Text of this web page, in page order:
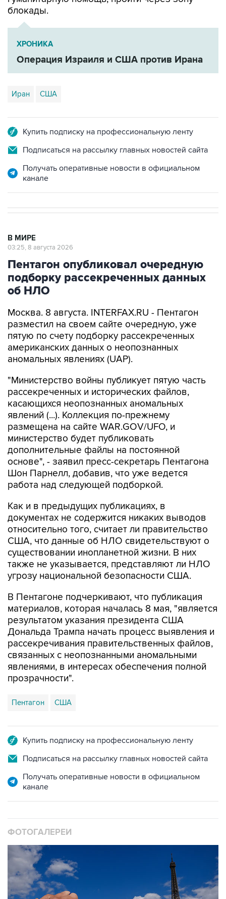
ХРОНИКА
Операция Израиля и США против Ирана
Иран США
Подписаться на рассылку главных новостей сайта
Получать оперативные новости в официальном
Пентагон опубликовал очередную
подборку рассекреченных данных
об НЛО
Москва. 8 августа. INTERFAX.RU - Пентагон
пятую по счету подборку рассекреченных
американских данных о неопознанных
аномальных явлениях (UAP).
"Министерство войны публикует пятую часть
касающихся неопознанных аномальных
явлений (...). Коллекция по-прежнему
размещена на сайте WAR.GOV/UFO, и
министерство будет публиковать
дополнительные файлы на постоянной
основе", - заявил пресс-секретарь Пентагона
Шон Парнелл, добавив, что уже ведется
работа над следующей подборкой.
Как и в предыдущих публикациях, в
относительно того, считает ли правительство
США, что данные об НЛО свидетельствуют о
существовании инопланетной жизни. В них
также не указывается, представляют ли НЛО
угрозу национальной безопасности США.
В Пентагоне подчеркивают, что публикация
результатом указания президента США
Дональда Трампа начать процесс выявления и
рассекречивания правительственных файлов,
связанных с неопознанными аномальными
явлениями, в интересах обеспечения полной
прозрачности".
Пентагон США
Подписаться на рассылку главных новостей сайта
Получать оперативные новости в официальном